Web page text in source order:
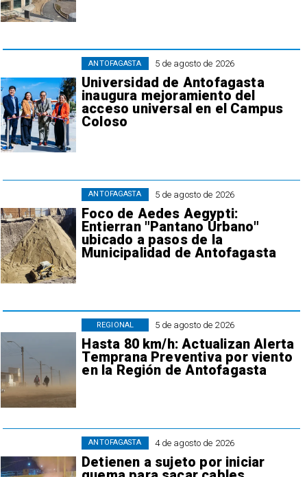
5 de agosto de 2026
Universidad de Antofagasta
inaugura mejoramiento del
acceso universal en el Campus
Coloso
ANTOFAGASTA
5 de agosto de 2026
Foco de Aedes Aegypti:
Entierran "Pantano Urbano"
ubicado a pasos de la
Municipalidad de Antofagasta
ANTOFAGASTA
5 de agosto de 2026
Hasta 80 km/h: Actualizan Alerta
Temprana Preventiva por viento
en la Región de Antofagasta
REGIONAL
4 de agosto de 2026
Detienen a sujeto por iniciar
ANTOFAGASTA